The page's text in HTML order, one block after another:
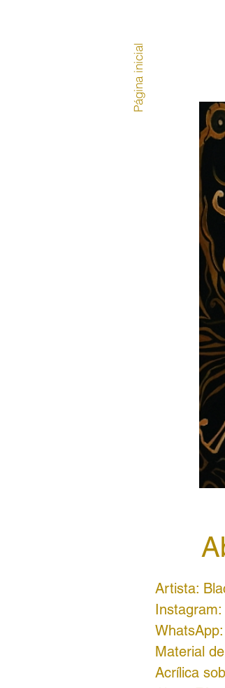
Artista:
Material
Acrílica
Página inicial